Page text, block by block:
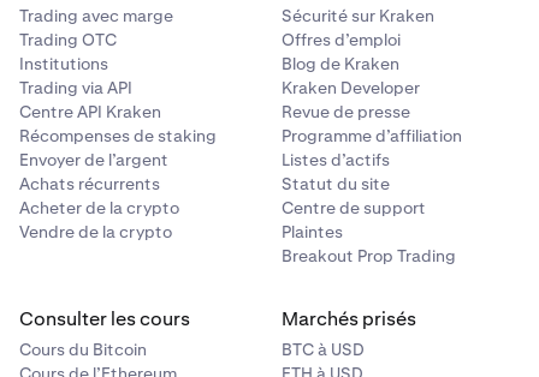
Trading avec marge
Trading OTC
Institutions
Trading via API
Centre API Kraken
Récompenses de staking
Envoyer de l’argent
Achats récurrents
Acheter de la crypto
Vendre de la crypto
Sécurité sur Kraken
Offres d’emploi
Blog de Kraken
Kraken Developer
Revue de presse
Programme d’affiliation
Listes d’actifs
Statut du site
Centre de support
Plaintes
Breakout Prop Trading
Consulter les cours
Cours du Bitcoin
Marchés prisés
BTC à USD